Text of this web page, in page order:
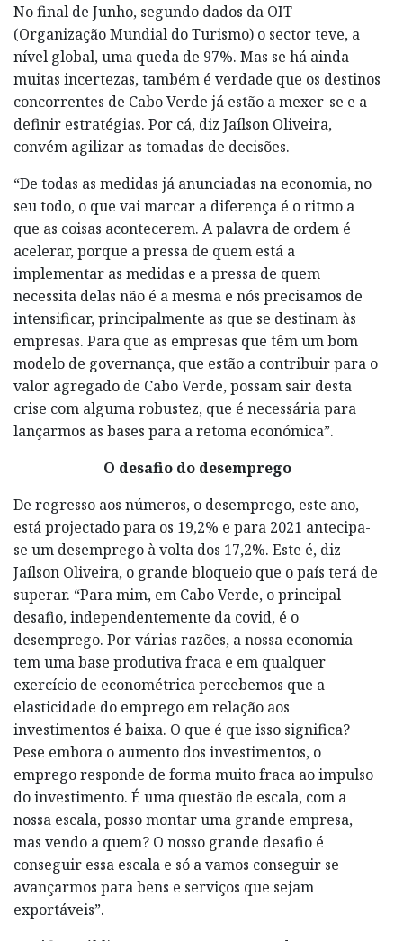
No final de Junho, segundo dados da OIT
(Organização Mundial do Turismo) o sector teve, a
nível global, uma queda de 97%. Mas se há ainda
muitas incertezas, também é verdade que os destinos
concorrentes de Cabo Verde já estão a mexer-se e a
definir estratégias. Por cá, diz Jaílson Oliveira,
convém agilizar as tomadas de decisões.
“De todas as medidas já anunciadas na economia, no
seu todo, o que vai marcar a diferença é o ritmo a
que as coisas acontecerem. A palavra de ordem é
acelerar, porque a pressa de quem está a
implementar as medidas e a pressa de quem
necessita delas não é a mesma e nós precisamos de
intensificar, principalmente as que se destinam às
empresas. Para que as empresas que têm um bom
modelo de governança, que estão a contribuir para o
valor agregado de Cabo Verde, possam sair desta
crise com alguma robustez, que é necessária para
lançarmos as bases para a retoma económica”.
O desafio do desemprego
De regresso aos números, o desemprego, este ano,
está projectado para os 19,2% e para 2021 antecipa-
se um desemprego à volta dos 17,2%. Este é, diz
Jaílson Oliveira, o grande bloqueio que o país terá de
superar. “Para mim, em Cabo Verde, o principal
desafio, independentemente da covid, é o
desemprego. Por várias razões, a nossa economia
tem uma base produtiva fraca e em qualquer
exercício de econométrica percebemos que a
elasticidade do emprego em relação aos
investimentos é baixa. O que é que isso significa?
Pese embora o aumento dos investimentos, o
emprego responde de forma muito fraca ao impulso
do investimento. É uma questão de escala, com a
nossa escala, posso montar uma grande empresa,
mas vendo a quem? O nosso grande desafio é
conseguir essa escala e só a vamos conseguir se
avançarmos para bens e serviços que sejam
exportáveis”.